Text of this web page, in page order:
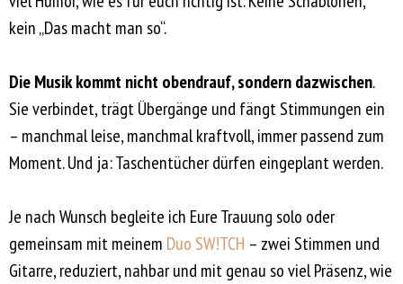
kein „Das macht man so“.
Die Musik kommt nicht obendrauf, sondern dazwischen.
Sie verbindet, trägt Übergänge und fängt Stimmungen ein
– manchmal leise, manchmal kraftvoll, immer passend zum
Moment. Und ja: Taschentücher dürfen eingeplant werden.
Je nach Wunsch begleite ich Eure Trauung solo oder
gemeinsam mit meinem Duo SW!TCH – zwei Stimmen und
Gitarre, reduziert, nahbar und mit genau so viel Präsenz, wie